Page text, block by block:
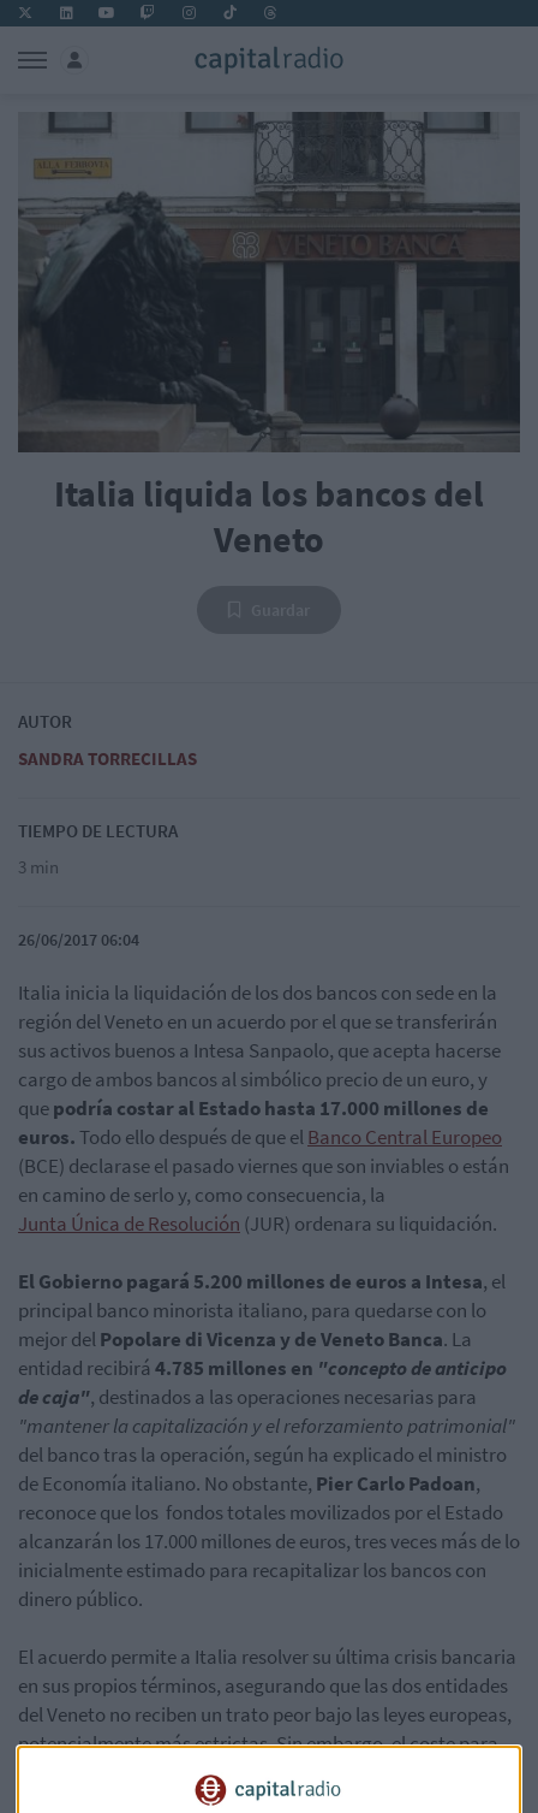
Italia liquida los bancos del
Veneto
AUTOR
SANDRA TORRECILLAS
TIEMPO DE LECTURA
3 min
26/06/2017 06:04
Italia inicia la liquidación de los dos bancos con sede en la
región del Veneto en un acuerdo por el que se transferirán
sus activos buenos a Intesa Sanpaolo, que acepta hacerse
cargo de ambos bancos al simbólico precio de un euro,y
quepodría costar al Estado hasta 17.000 millones de
euros.Todo ello después de que elBanco Central Europeo
(BCE) declarase el pasado viernes que son inviables o están
en camino de serlo y, como consecuencia, la
Junta Única de Resolución (JUR) ordenara su liquidación.
El Gobierno pagará 5.200 millones de euros a Intesa, el
principal banco minorista italiano, para quedarse con lo
mejor delPopolare di Vicenza y de Veneto Banca. La
entidad recibirá 4.785 millones en "concepto de anticipo
de caja", destinados a las operaciones necesarias para
"mantener la capitalización y el reforzamiento patrimonial"
del banco tras la operación, según ha explicado el ministro
de Economía italiano. No obstante, Pier Carlo Padoan,
reconoce que los fondos totales movilizados por el Estado
alcanzarán los 17.000 millones de euros, tres veces más de lo
inicialmente estimado para recapitalizar los bancos con
dinero público.
El acuerdo permite a Italia resolver su última crisis bancaria
en sus propios términos, asegurando que las dos entidades
del Veneto no reciben un trato peor bajo las leyes europeas,
potencialmente más estrictas. Sin embargo, el coste para
los contribuyentes italianos será elevado. De acuerdo al
deberá ser votado por el Parlamento